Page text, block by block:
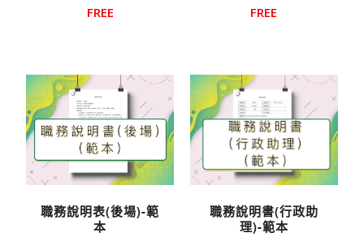
FREE FREE
職務說明表(後場)-範
本
職務說明書(行政助
理)-範本